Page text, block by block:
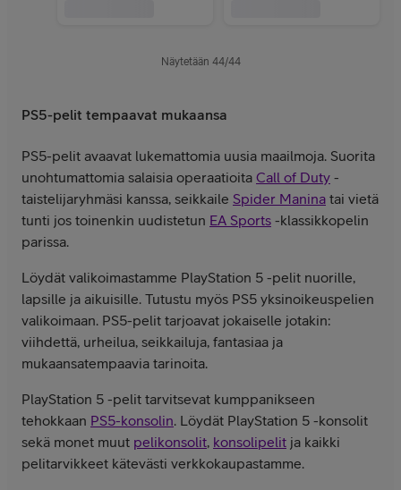
Näytetään 44/44
PS5-pelit tempaavat mukaansa
PS5-pelit avaavat lukemattomia uusia maailmoja. Suorita
unohtumattomia salaisia operaatioita Call of Duty -
taistelijaryhmäsi kanssa, seikkaile Spider Manina tai vietä
tunti jos toinenkin uudistetun EA Sports -klassikkopelin
parissa.
Löydät valikoimastamme PlayStation 5 -pelit nuorille,
lapsille ja aikuisille. Tutustu myös PS5 yksinoikeuspelien
valikoimaan. PS5-pelit tarjoavat jokaiselle jotakin:
viihdettä, urheilua, seikkailuja, fantasiaa ja
mukaansatempaavia tarinoita.
PlayStation 5 -pelit tarvitsevat kumppanikseen
tehokkaan PS5-konsolin. Löydät PlayStation 5 -konsolit
sekä monet muut pelikonsolit, konsolipelit ja kaikki
pelitarvikkeet kätevästi verkkokaupastamme.